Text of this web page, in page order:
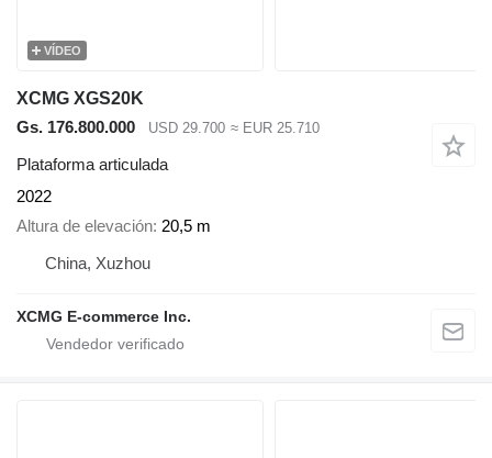
VÍDEO
XCMG XGS20K
Gs. 176.800.000
USD 29.700 ≈ EUR 25.710
Plataforma articulada
2022
Altura de elevación 20,5 m
China, Xuzhou
XCMG E-commerce Inc.